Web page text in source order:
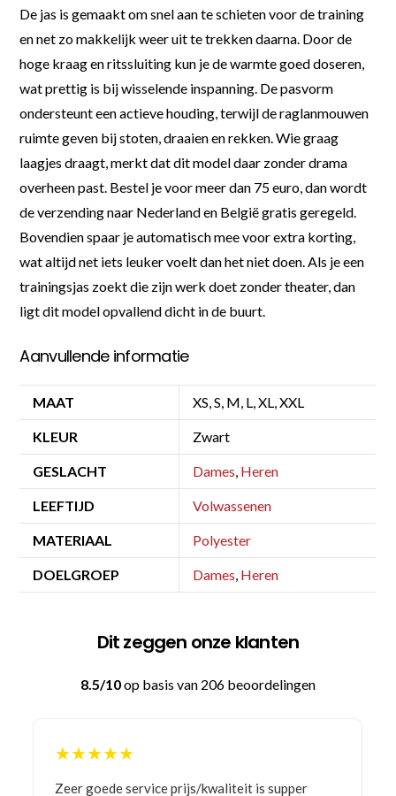
De jas is gemaakt om snel aan te schieten voor de training
en net zo makkelijk weer uit te trekken daarna. Door de
hoge kraag en ritssluiting kun je de warmte goed doseren,
wat prettig is bij wisselende inspanning. De pasvorm
ondersteunt een actieve houding, terwijl de raglanmouwen
ruimte geven bij stoten, draaien en rekken. Wie graag
laagjes draagt, merkt dat dit model daar zonder drama
overheen past. Bestel je voor meer dan 75 euro, dan wordt
de verzending naar Nederland en België gratis geregeld.
Bovendien spaar je automatisch mee voor extra korting,
wat altijd net iets leuker voelt dan het niet doen. Als je een
trainingsjas zoekt die zijn werk doet zonder theater, dan
ligt dit model opvallend dicht in de buurt.
Aanvullende informatie
MAAT XS, S, M, L, XL, XXL
KLEUR Zwart
GESLACHT Dames, Heren
LEEFTIJD Volwassenen
MATERIAAL Polyester
DOELGROEP Dames, Heren
Dit zeggen onze klanten
8.5/10op basis van 206 beoordelingen
★★★★★
Bestelling gedaan vanwege goede prijzen en